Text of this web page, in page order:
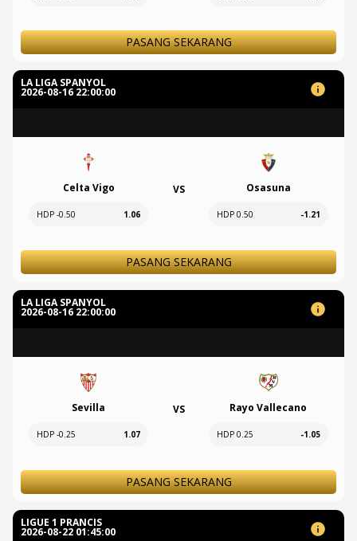
PASANG SEKARANG
LA LIGA SPANYOL
2026-08-16 22:00:00
Celta Vigo
HDP -0.50 1.06
VS Osasuna
HDP 0.50 -1.21
PASANG SEKARANG
LA LIGA SPANYOL
2026-08-16 22:00:00
Sevilla
HDP -0.25 1.07
VS Rayo Vallecano
HDP 0.25 -1.05
PASANG SEKARANG
LIGUE 1 PRANCIS
2026-08-22 01:45:00